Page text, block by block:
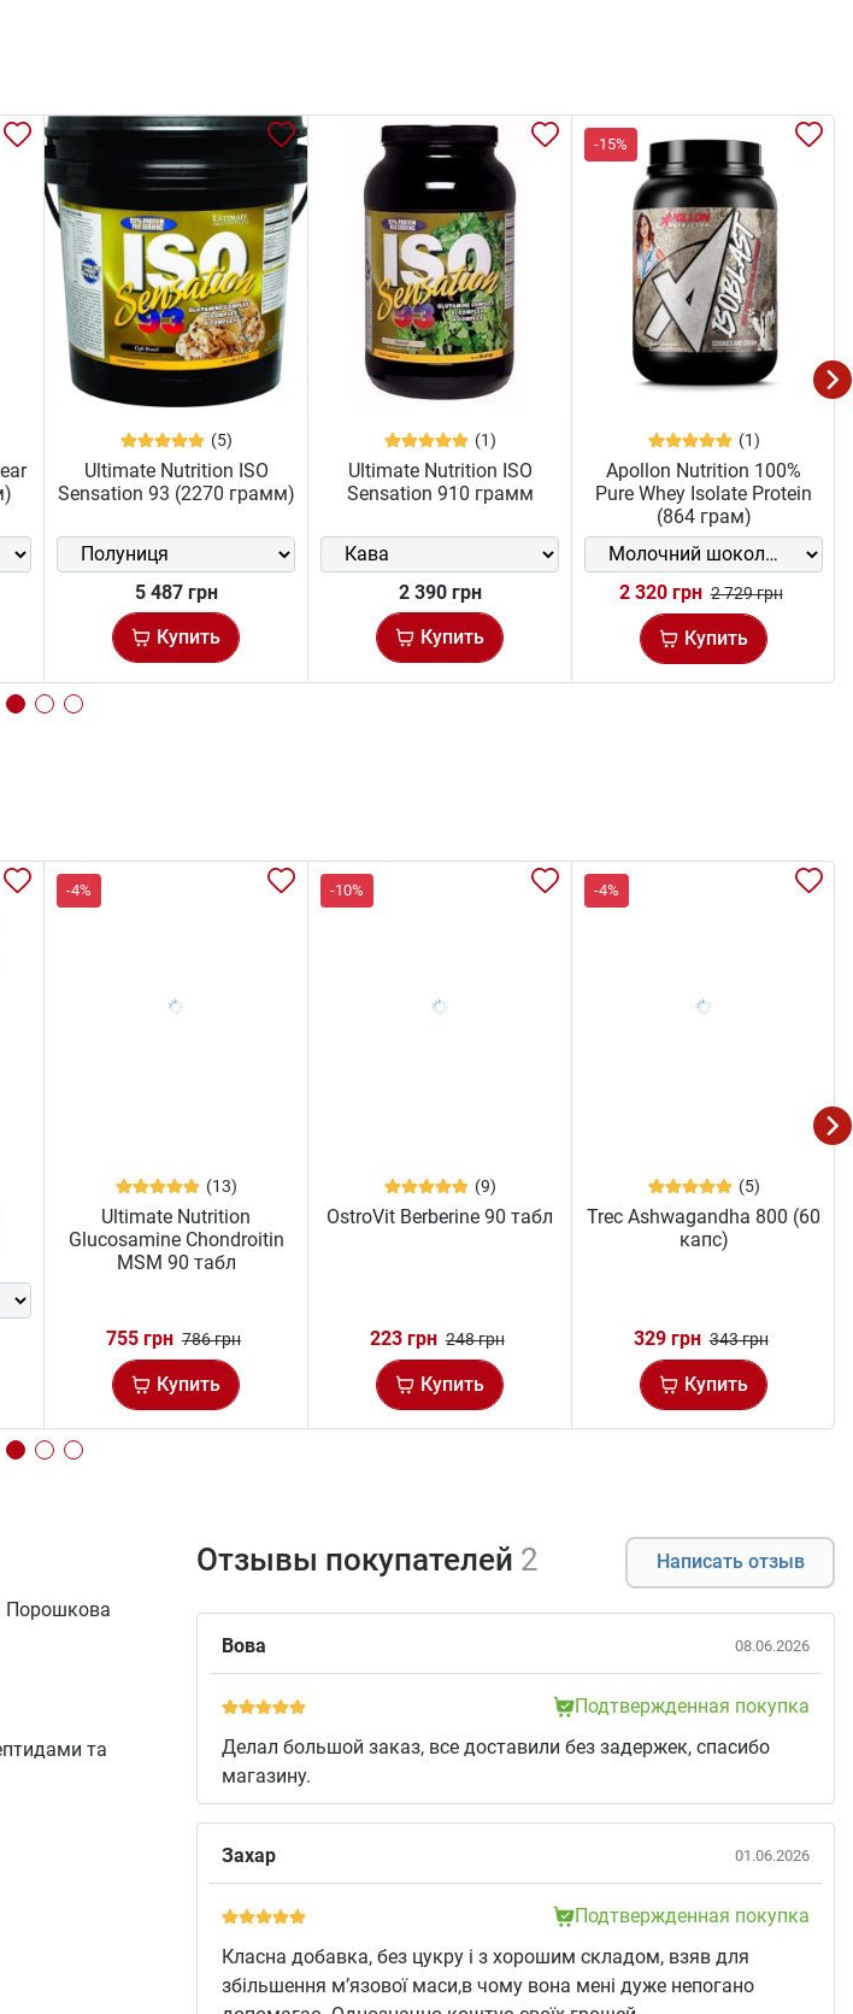
(5)
Ultimate Nutrition ISO
Sensation 93 (2270 грамм)
5 487 грн
Купить
(1)
Ultimate Nutrition ISO
Sensation 910 грамм
2 390 грн
Купить
-15%
(1)
Apollon Nutrition 100%
Pure Whey Isolate Protein
(864 грам)
2 320 грн 2 729 грн
Купить
-4%
(13)
Ultimate Nutrition
Glucosamine Chondroitin
MSM 90 табл
755 грн 786 грн
Купить
-10%
(9)
OstroVit Berberine 90 табл
223 грн 248 грн
Купить
-4%
(5)
Trec Ashwagandha 800 (60
капс)
329 грн 343 грн
Купить
Порошкова
та
Отзывы покупателей 2 Написать отзыв
Вова 08.06.2026
Подтвержденная покупка
Делал большой заказ, все доставили без задержек, спасибо
магазину.
Захар 01.06.2026
Подтвержденная покупка
Класна добавка, без цукру і з хорошим складом, взяв для
збільшення мʼязової маси,в чому вона мені дуже непогано